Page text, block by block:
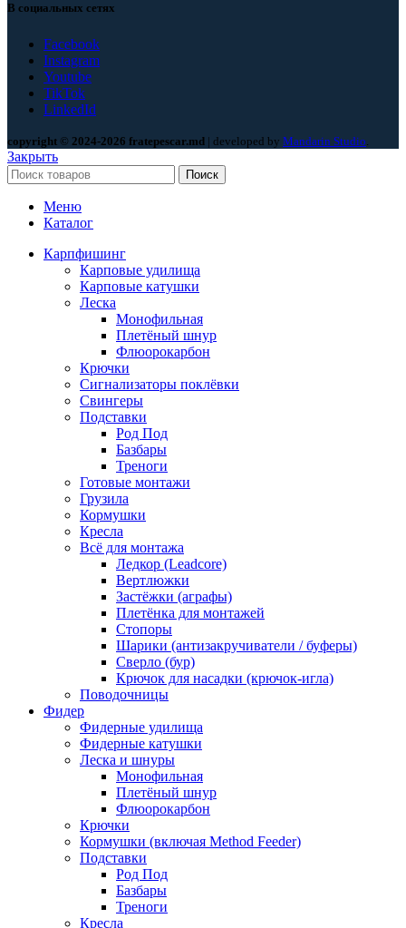
В социальных сетях
Facebook
Instagram
Youtube
TikTok
LinkedId
copyright © 2024-2026 fratepescar.md | developed by Mandarin Studio
Закрыть
Поиск
Меню
Каталог
Карпфишинг
Карповые удилища
Карповые катушки
Леска
Монофильная
Плетёный шнур
Флюорокарбон
Крючки
Сигнализаторы поклёвки
Свингеры
Подставки
Род Под
Базбары
Треноги
Готовые монтажи
Грузила
Кормушки
Кресла
Всё для монтажа
Ледкор (Leadcore)
Вертлюжки
Застёжки (аграфы)
Плетёнка для монтажей
Стопоры
Шарики (антизакручиватели / буферы)
Сверло (бур)
Крючок для насадки (крючок-игла)
Поводочницы
Фидер
Фидерные удилища
Фидерные катушки
Леска и шнуры
Монофильная
Плетёный шнур
Флюорокарбон
Крючки
Кормушки (включая Method Feeder)
Подставки
Род Под
Базбары
Треноги
Кресла